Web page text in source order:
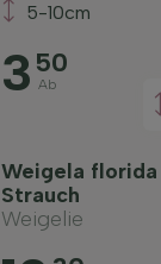
5-10cm
3 50
Ab
Weigela florida
Strauch
Weigelie